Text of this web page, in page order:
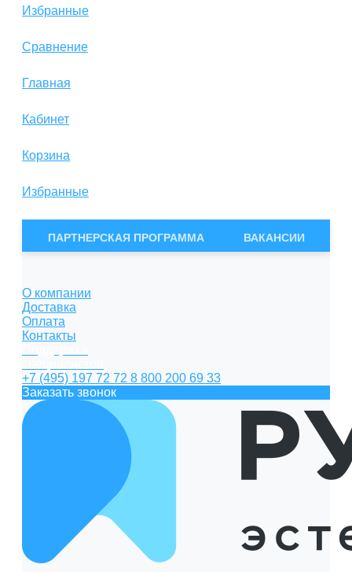
Избранные
Сравнение
Главная
Кабинет
Корзина
Избранные
ПАРТНЕРСКАЯ ПРОГРАММА ВАКАНСИИ
О компании
Доставка
Оплата
Контакты
+7 (495) 197 72 72 8 800 200 69 33
Заказать звонок